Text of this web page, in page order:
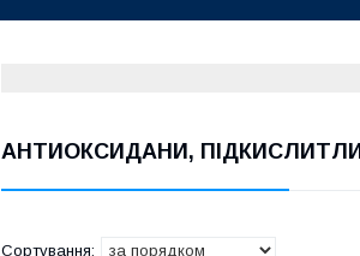
АНТИОКСИДАНИ, ПІДКИСЛИТЛИ